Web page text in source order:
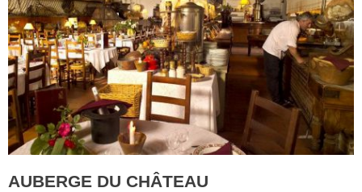
AUBERGE DU CHÂTEAU